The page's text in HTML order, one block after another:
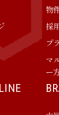
物
採
プ
マ
ー